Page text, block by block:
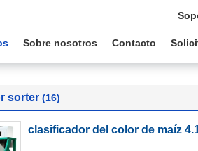
Sobre nosotros Contacto
sorter (16)
clasificador del color de maíz